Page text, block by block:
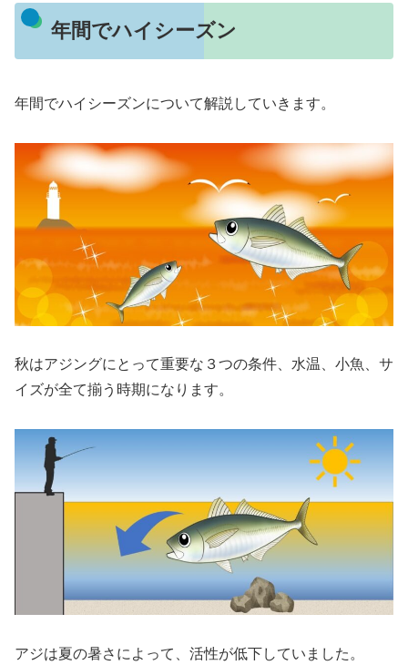
年間でハイシーズン
年間でハイシーズンについて解説していきます。
秋はアジングにとって重要な３つの条件、水温、小魚、サ
イズが全て揃う時期になります。
アジは夏の暑さによって、活性が低下していました。